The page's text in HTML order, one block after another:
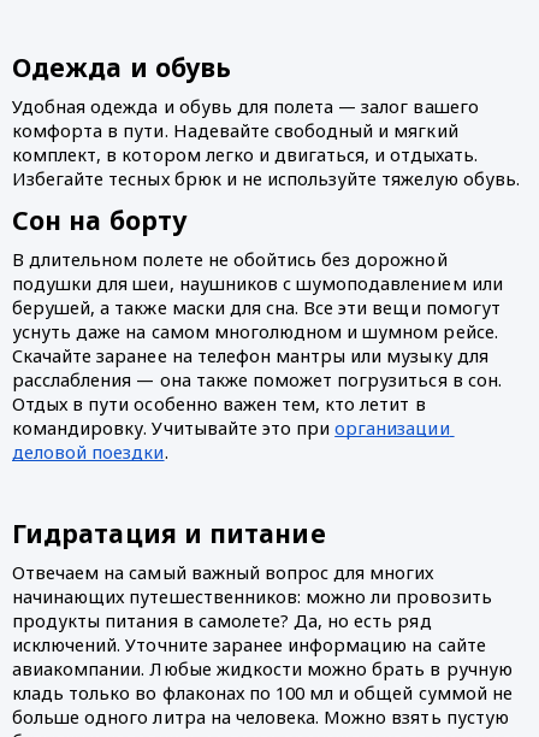
Одежда и обувь
Удобная одежда и обувь для полета — залог вашего
комфорта в пути. Надевайте свободный и мягкий
комплект, в котором легко и двигаться, и отдыхать.
Избегайте тесных брюк и не используйте тяжелую обувь.
Сон на борту
В длительном полете не обойтись без дорожной
подушки для шеи, наушников с шумоподавлением или
берушей, а также маски для сна. Все эти вещи помогут
уснуть даже на самом многолюдном и шумном рейсе.
Скачайте заранее на телефон мантры или музыку для
расслабления — она также поможет погрузиться в сон.
Отдых в пути особенно важен тем, кто летит в
командировку. Учитывайте это при организации
деловой поездки.
Гидратация и питание
Отвечаем на самый важный вопрос для многих
начинающих путешественников: можно ли провозить
продукты питания в самолете? Да, но есть ряд
исключений. Уточните заранее информацию на сайте
авиакомпании. Любые жидкости можно брать в ручную
кладь только во флаконах по 100 мл и общей суммой не
больше одного литра на человека. Можно взять пустую